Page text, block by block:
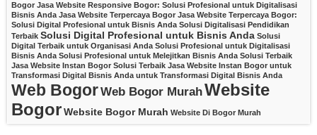
Bogor Jasa Website Responsive Bogor: Solusi Profesional untuk Digitalisasi
Bisnis Anda Jasa Website Terpercaya Bogor Jasa Website Terpercaya Bogor:
Solusi Digital Profesional untuk Bisnis Anda Solusi Digitalisasi Pendidikan
Terbaik Solusi Digital Profesional untuk Bisnis Anda Solusi
Digital Terbaik untuk Organisasi Anda Solusi Profesional untuk Digitalisasi
Bisnis Anda Solusi Profesional untuk Melejitkan Bisnis Anda Solusi Terbaik
Jasa Website Instan Bogor Solusi Terbaik Jasa Website Instan Bogor untuk
Transformasi Digital Bisnis Anda untuk Transformasi Digital Bisnis Anda
Web BogorWeb Bogor MurahWebsite
BogorWebsite Bogor Murah Website Di Bogor Murah